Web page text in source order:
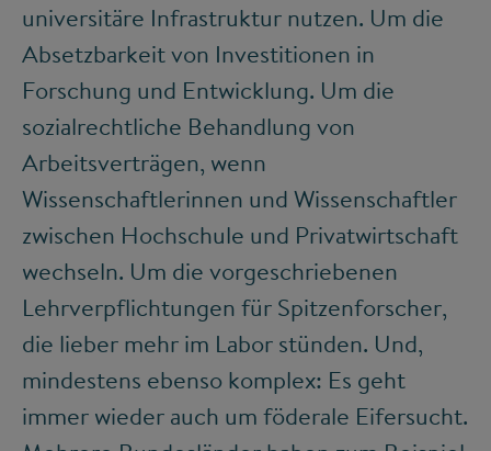
universitäre Infrastruktur nutzen. Um die
Absetzbarkeit von Investitionen in
Forschung und Entwicklung. Um die
sozialrechtliche Behandlung von
Arbeitsverträgen, wenn
Wissenschaftlerinnen und Wissenschaftler
zwischen Hochschule und Privatwirtschaft
wechseln. Um die vorgeschriebenen
Lehrverpflichtungen für Spitzenforscher,
die lieber mehr im Labor stünden. Und,
mindestens ebenso komplex: Es geht
immer wieder auch um föderale Eifersucht.